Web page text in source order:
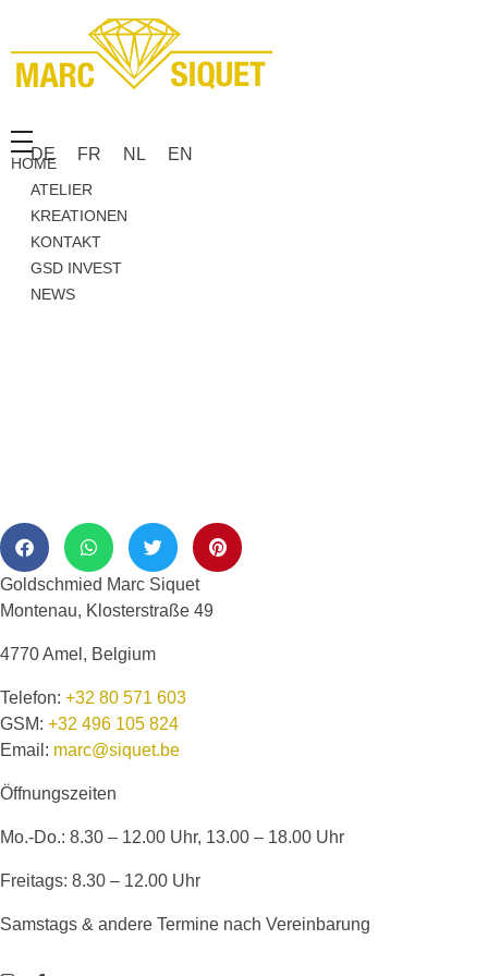
DE FR NL EN
HOME
ATELIER
KREATIONEN
KONTAKT
GSD INVEST
NEWS
Goldschmied Marc Siquet
Montenau, Klosterstraße 49
4770 Amel, Belgium
Telefon: +32 80 571 603
GSM: +32 496 105 824
Email: marc@siquet.be
Öffnungszeiten
Mo.-Do.: 8.30 – 12.00 Uhr, 13.00 – 18.00 Uhr
Freitags: 8.30 – 12.00 Uhr
Samstags & andere Termine nach Vereinbarung